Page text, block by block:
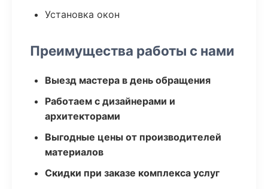
Установка окон
Преимущества работы с нами
Выезд мастера в день обращения
Работаем с дизайнерами и
архитекторами
Выгодные цены от производителей
материалов
Скидки при заказе комплекса услуг